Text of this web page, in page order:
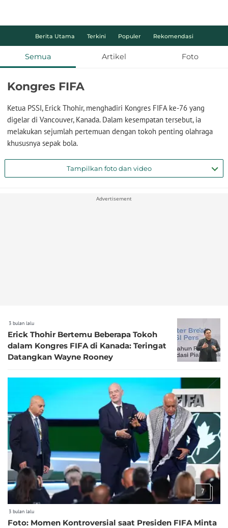
Berita Utama Terkini Populer Rekomendasi
Semua Artikel Foto
Kongres FIFA
Ketua PSSI, Erick Thohir, menghadiri Kongres FIFA ke-76 yang
digelar di Vancouver, Kanada. Dalam kesempatan tersebut, ia
melakukan sejumlah pertemuan dengan tokoh penting olahraga
khususnya sepak bola.
Tampilkan foto dan video
Advertisement
3 bulan lalu
Erick Thohir Bertemu Beberapa Tokoh
dalam Kongres FIFA di Kanada: Teringat
Datangkan Wayne Rooney
7
3 bulan lalu
Foto: Momen Kontroversial saat Presiden FIFA Minta